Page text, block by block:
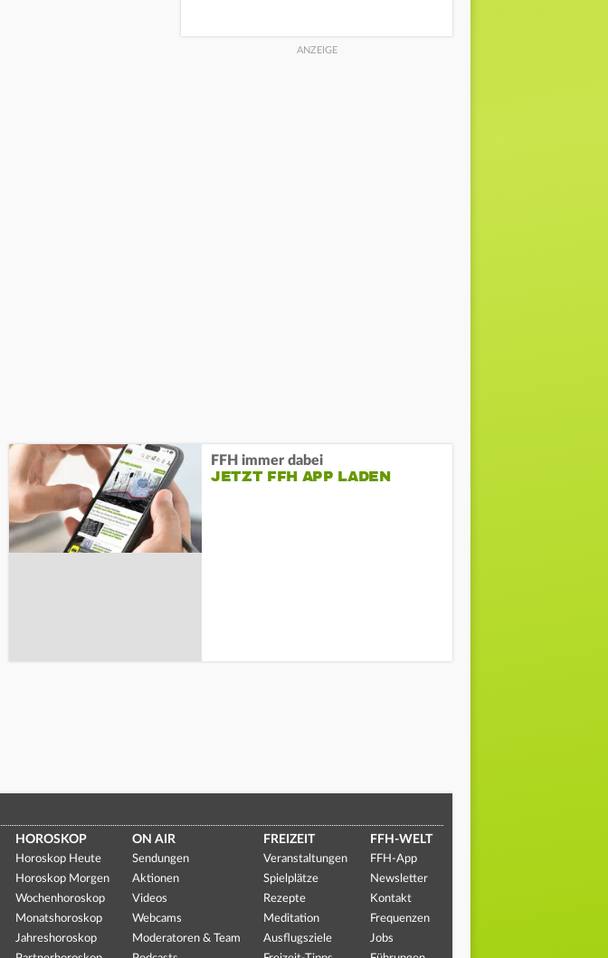
FFH immer dabei
JETZT FFH APP LADEN
HOROSKOP
Horoskop Heute
Horoskop Morgen
Wochenhoroskop
Monatshoroskop
Jahreshoroskop
ON AIR
Sendungen
Aktionen
Videos
Webcams
Moderatoren & Team
FREIZEIT
Veranstaltungen
Spielplätze
Rezepte
Meditation
Ausflugsziele
FFH-WELT
FFH-App
Newsletter
Kontakt
Frequenzen
Jobs